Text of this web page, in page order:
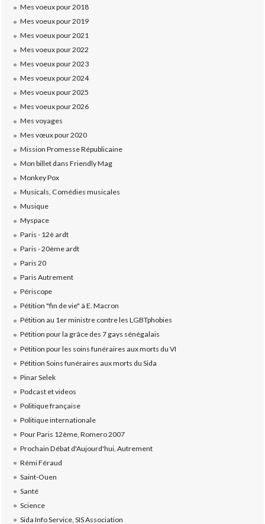
Mes voeux pour 2018
Mes voeux pour 2019
Mes voeux pour 2021
Mes voeux pour 2022
Mes voeux pour 2023
Mes voeux pour 2024
Mes voeux pour 2025
Mes voeux pour 2026
Mes voyages
Mes vœux pour 2020
Mission Promesse Républicaine
Mon billet dans Friendly Mag
Monkey Pox
Musicals, Comédies musicales
Musique
Myspace
Paris - 12è ardt
Paris - 20ème ardt
Paris 20
Paris Autrement
Périscope
Pétition "fin de vie" à E. Macron
Pétition au 1er ministre contre les LGBTphobies
Pétition pour la grâce des 7 gays sénégalais
Pétition pour les soins funéraires aux morts du VI
Pétition Soins funéraires aux morts du Sida
Pinar Selek
Podcast et videos
Politique française
Politique internationale
Pour Paris 12ème, Romero 2007
Prochain Débat d'Aujourd'hui, Autrement
Rémi Féraud
Saint-Ouen
Santé
Science
Sida Info Service, SIS Association